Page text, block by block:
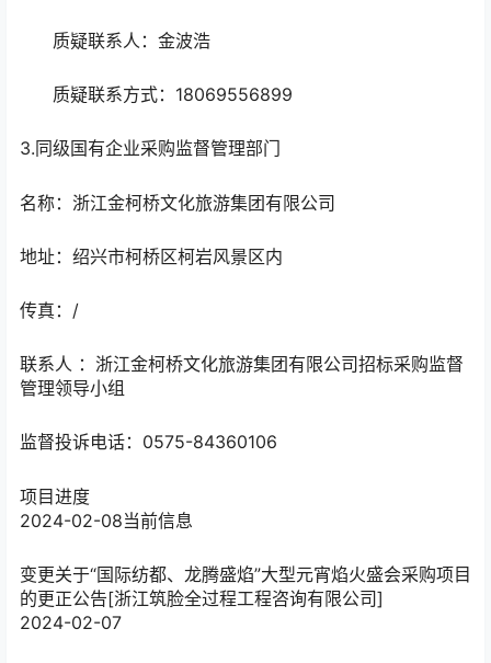
质疑联系人：金波浩
质疑联系方式：18069556899
3.同级国有企业采购监督管理部门
名称：浙江金柯桥文化旅游集团有限公司
地址：绍兴市柯桥区柯岩风景区内
传真：/
联系人 ：浙江金柯桥文化旅游集团有限公司招标采购监督
管理领导小组
监督投诉电话：0575-84360106
项目进度
2024-02-08当前信息
变更关于“国际纺都、龙腾盛焰”大型元宵焰火盛会采购项目
的更正公告[浙江筑脸全过程工程咨询有限公司]
2024-02-07